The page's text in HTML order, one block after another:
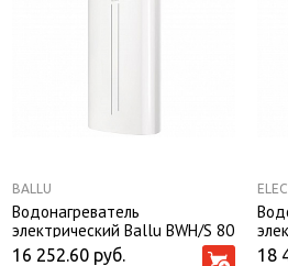
BALLU
Водонагреватель
электрический Ballu BWH/S 80
Rodon
16 252.60 руб.
80
18